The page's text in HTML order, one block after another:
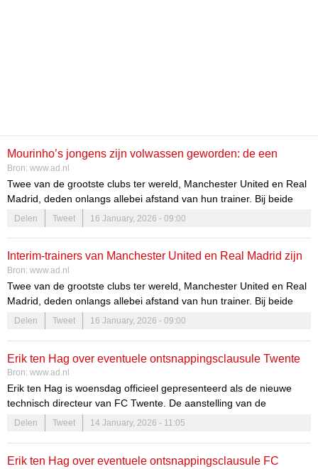
Mourinho’s jongens zijn volwassen geworden: de een
ingetogen, de ander een krijger – en allebei nu interim-baas
Bron: www.ad.nl
Twee van de grootste clubs ter wereld, Manchester United en Real
Madrid, deden onlangs allebei afstand van hun trainer. Bij beide
clubs zijn de (tijdelijke) vervangers inmiddels aangesteld: Michael
Carrick en Álvaro Arbeloa. Twee clubiconen met een tegengesteld
zij?
Delen Tweet 16 January, 2026 - 09:00
Interim-trainers van Manchester United en Real Madrid zijn
totaal verschillend, maar hebben dezelfde leermeester
Bron: www.ad.nl
Twee van de grootste clubs ter wereld, Manchester United en Real
Madrid, deden onlangs allebei afstand van hun trainer. Bij beide
clubs zijn de (tijdelijke) vervangers inmiddels aangesteld: Michael
Carrick en Álvaro Arbeloa. Twee clubiconen met een tegengesteld
zij?
Delen Tweet 16 January, 2026 - 09:00
Erik ten Hag over eventuele ontsnappingsclausule Twente
bij interesse Oranje: ‘Ik ga nooit praten over als...’
Bron: www.ad.nl
Erik ten Hag is woensdag officieel gepresenteerd als de nieuwe
technisch directeur van FC Twente. De aanstelling van de
voormalig trainer van onder meer Ajax en Manchester United is
verrassend. „Ik ben blij en verheugd om terug te zijn.”
Delen Tweet 14 January, 2026 - 11:05
Erik ten Hag over eventuele ontsnappingsclausule FC